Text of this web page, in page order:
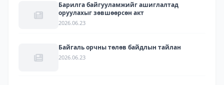
Барилга байгууламжийг ашиглалтад
оруулахыг зөвшөөрсөн акт
2026.06.23
Байгаль орчны төлөв байдлын тайлан
2026.06.23